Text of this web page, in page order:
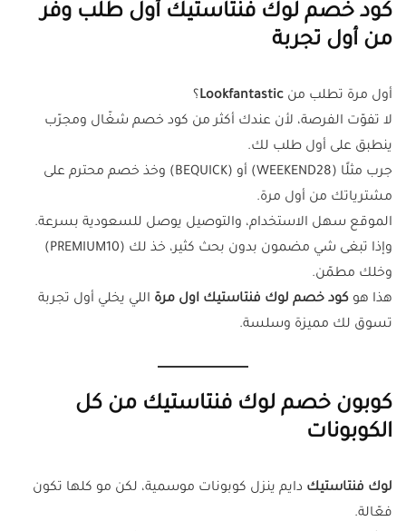
كود خصم لوك فنتاستيك أول طلب وفر
من أول تجربة
أول مرة تطلب من Lookfantastic؟
لا تفوّت الفرصة، لأن عندك أكثر من كود خصم شغّال ومجرّب
ينطبق على أول طلب لك.
جرب مثلًا (WEEKEND28) أو (BEQUICK) وخذ خصم محترم على
مشترياتك من أول مرة.
الموقع سهل الاستخدام، والتوصيل يوصل للسعودية بسرعة.
وإذا تبغى شي مضمون بدون بحث كثير، خذ لك (PREMIUM10)
وخلك مطمّن.
هذا هو كود خصم لوك فنتاستيك اول مرة اللي يخلي أول تجربة
تسوق لك مميزة وسلسة.
كوبون خصم لوك فنتاستيك من كل
الكوبونات
لوك فنتاستيك دايم ينزل كوبونات موسمية، لكن مو كلها تكون
فعّالة.